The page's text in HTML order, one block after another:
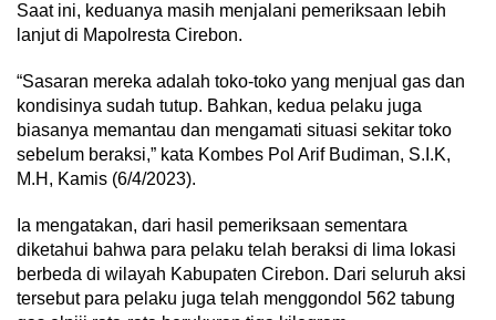
Saat ini, keduanya masih menjalani pemeriksaan lebih
lanjut di Mapolresta Cirebon.
“Sasaran mereka adalah toko-toko yang menjual gas dan
kondisinya sudah tutup. Bahkan, kedua pelaku juga
biasanya memantau dan mengamati situasi sekitar toko
sebelum beraksi,” kata Kombes Pol Arif Budiman, S.I.K,
M.H, Kamis (6/4/2023).
Ia mengatakan, dari hasil pemeriksaan sementara
diketahui bahwa para pelaku telah beraksi di lima lokasi
berbeda di wilayah Kabupaten Cirebon. Dari seluruh aksi
tersebut para pelaku juga telah menggondol 562 tabung